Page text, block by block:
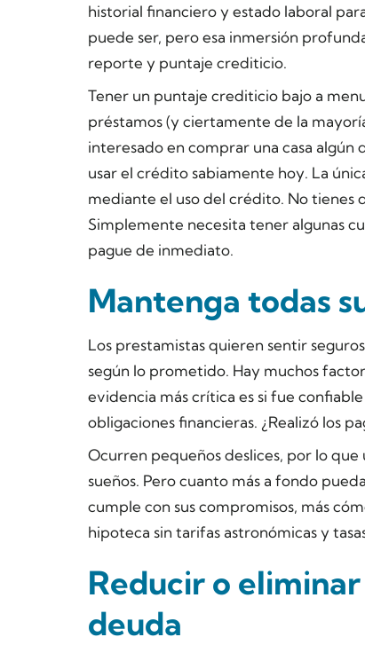
historial financiero y estado laboral
puede ser, pero esa inmersión
reporte y puntaje crediticio.
Tener un puntaje crediticio bajo a
préstamos (y ciertamente de la
interesado en comprar una casa algún
usar el crédito sabiamente hoy. La
mediante el uso del crédito. No tienes
Simplemente necesita tener algunas
pague de inmediato.
Mantenga todas
Los prestamistas quieren sentir
según lo prometido. Hay muchos
evidencia más crítica es si fue
obligaciones financieras. ¿Realizó los
Ocurren pequeños deslices, por lo
sueños. Pero cuanto más a fondo
cumple con sus compromisos, más
hipoteca sin tarifas astronómicas y
Reducir o
deuda